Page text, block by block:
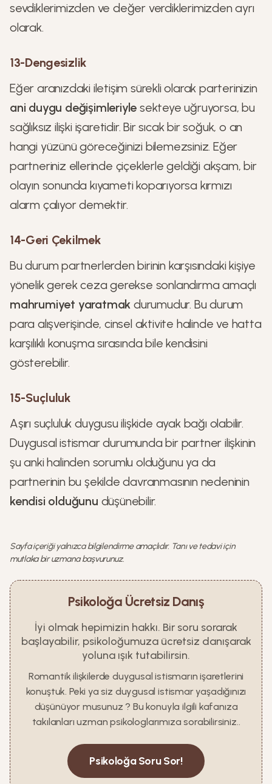
sevdiklerimizden ve değer verdiklerimizden ayrı
olarak.
13-Dengesizlik
Eğer aranızdaki iletişim sürekli olarak parterinizin
ani duygu değişimleriyle sekteye uğruyorsa, bu
sağlıksız ilişki işaretidir. Bir sıcak bir soğuk, o an
hangi yüzünü göreceğinizi bilemezsiniz. Eğer
partneriniz ellerinde çiçeklerle geldiği akşam, bir
olayın sonunda kıyameti koparıyorsa kırmızı
alarm çalıyor demektir.
14-Geri Çekilmek
Bu durum partnerlerden birinin karşısındaki kişiye
yönelik gerek ceza gerekse sonlandırma amaçlı
mahrumiyet yaratmak durumudur. Bu durum
para alışverişinde, cinsel aktivite halinde ve hatta
karşılıklı konuşma sırasında bile kendisini
gösterebilir.
15-Suçluluk
Aşırı suçluluk duygusu ilişkide ayak bağı olabilir.
Duygusal istismar durumunda bir partner ilişkinin
şu anki halinden sorumlu olduğunu ya da
partnerinin bu şekilde davranmasının nedeninin
kendisi olduğunu düşünebilir.
Sayfa içeriği yalnızca bilgilendirme amaçlıdır. Tanı ve tedavi için
mutlaka bir uzmana başvurunuz.
Psikoloğa Ücretsiz Danış
İyi olmak hepimizin hakkı. Bir soru sorarak
başlayabilir, psikoloğumuza ücretsiz danışarak
yoluna ışık tutabilirsin.
Romantik ilişkilerde duygusal istismarın işaretlerini
konuştuk. Peki ya siz duygusal istismar yaşadığınızı
düşünüyor musunuz ? Bu konuyla ilgili kafanıza
takılanları uzman psikologlarımıza sorabilirsiniz..
Psikoloğa Soru Sor!